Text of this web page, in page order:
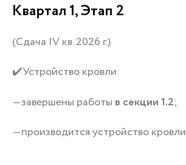
Квартал 1, Этап 2
(Сдача IV кв. 2026 г.)
✔️Устройство кровли:
—завершены работы в секции 1.2;
—производится устройство кровли